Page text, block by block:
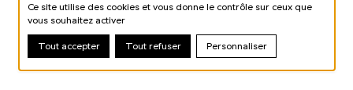
Ce site utilise des cookies et vous donne le contrôle sur ceux que
vous souhaitez activer
Tout accepter Tout refuser Personnaliser